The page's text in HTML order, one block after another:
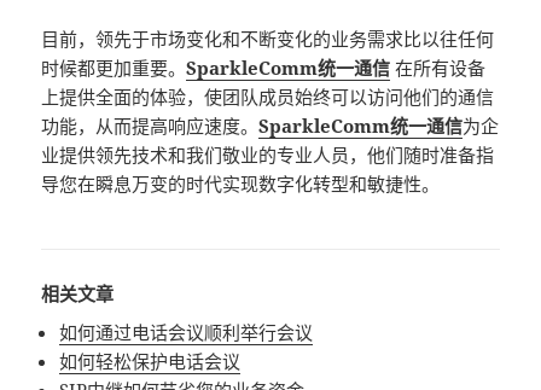
目前，领先于市场变化和不断变化的业务需求比以往任何
时候都更加重要。SparkleComm统一通信 在所有设备
上提供全面的体验，使团队成员始终可以访问他们的通信
功能，从而提高响应速度。SparkleComm统一通信为企
业提供领先技术和我们敬业的专业人员，他们随时准备指
导您在瞬息万变的时代实现数字化转型和敏捷性。
相关文章
如何通过电话会议顺利举行会议
如何轻松保护电话会议